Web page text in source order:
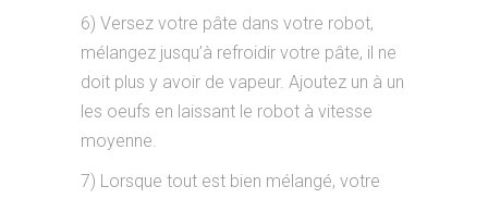
6) Versez votre pâte dans votre robot,
mélangez jusqu’à refroidir votre pâte, il ne
doit plus y avoir de vapeur. Ajoutez un à un
les oeufs en laissant le robot à vitesse
moyenne.
7) Lorsque tout est bien mélangé, votre